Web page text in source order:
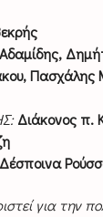
Διάκονος π.
Δέσποινα
για την